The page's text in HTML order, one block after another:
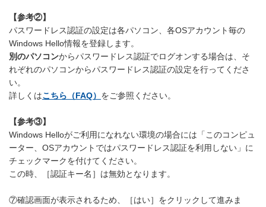
【参考②】
パスワードレス認証の設定は各パソコン、各OSアカウント毎の
Windows Hello情報を登録します。
別のパソコンからパスワードレス認証でログオンする場合は、そ
れぞれのパソコンからパスワードレス認証の設定を行ってくださ
い。
詳しくはこちら（FAQ） をご参照ください。
【参考③】
Windows Helloがご利用になれない環境の場合には「このコンピュ
ーター、OSアカウントではパスワードレス認証を利用しない」に
チェックマークを付けてください。
この時、［認証キー名］は無効となります。
⑦確認画面が表示されるため、［はい］をクリックして進みま